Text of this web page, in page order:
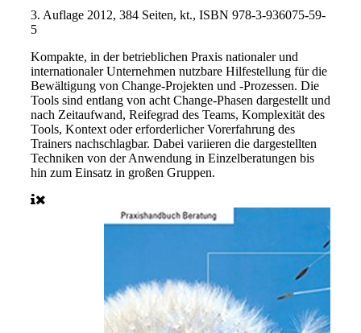
3. Auflage 2012, 384 Seiten, kt., ISBN 978-3-936075-59-
5
Kompakte, in der betrieblichen Praxis nationaler und
internationaler Unternehmen nutzbare Hilfestellung für die
Bewältigung von Change-Projekten und -Prozessen. Die
Tools sind entlang von acht Change-Phasen dargestellt und
nach Zeitaufwand, Reifegrad des Teams, Komplexität des
Tools, Kontext oder erforderlicher Vorerfahrung des
Trainers nachschlagbar. Dabei variieren die dargestellten
Techniken von der Anwendung in Einzelberatungen bis
hin zum Einsatz in großen Gruppen.